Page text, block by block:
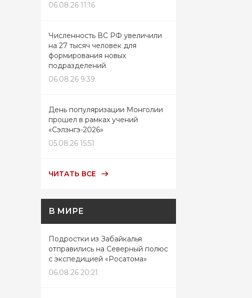
06.08.26 11:16
Численность ВС РФ увеличили
на 27 тысяч человек для
формирования новых
подразделений
06.08.26 9:39
День популяризации Монголии
прошел в рамках учений
«Сэлэнгэ-2026»
05.08.26 15:51
ЧИТАТЬ ВСЕ
В МИРЕ
Подростки из Забайкалья
отправились на Северный полюс
с экспедицией «Росатома»
06.08.26 20:21